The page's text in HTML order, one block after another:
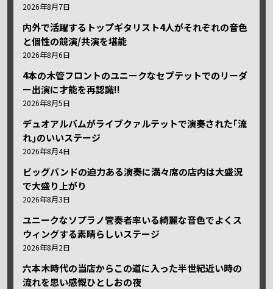
2026年8月7日
内外で活躍するトップギタリスト4人がそれぞれの音色
と個性の競演/共演を堪能
2026年8月6日
4本の木管フロントのユニークなセプテットでのリーダ
ー出演に才能を再認識!!
2026年8月5日
デュオアルバムがライブクァルテットで演奏された｢流
れ｣のいいステージ
2026年8月4日
ビッグバンドの迫力ある演奏に満々席の店内は大盛況
で大盛り上がり
2026年8月3日
ユニークなソプラノ管奏者率いる綺麗な音色でよくス
ウィングする素晴らしいステージ
2026年8月2日
六本木時代の当店からこの道に入った半世紀近い時の
流れを思い感慨ひとしおの夜